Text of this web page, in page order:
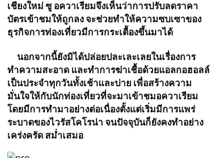
เชียงใหม่ ซู อควาเรียมจึงเห็นว่าการปรับลดราคา
บัตรเข้าชมให้ถูกลง จะช่วยทำให้ความซบเซาของ
ธุรกิจการท่องเที่ยวมีการกระเตื้องขึ้นมาได้
นอกจากนี้ยังมิได้ปล่อยปละเละเลยในเรื่องการ
ทำความสะอาด และทำการฆ่าเชื้อด้วยแอลกอฮอลล์
เป็นประจำทุกวันทั้งเช้าและบ่าย เพื่อสร้างความ
มั่นใจให้กับนักท่องเที่ยวที่จะมาเข้าชมอควาเรียม
โดยมีการทำมาอย่างต่อเนื่องตั้งแต่เริ่มมีการแพร่
ระบาดของไวรัสโคโรน่า จนปัจจุบันก็ยังคงทำอย่าง
เคร่งครัด สม่ำเสมอ